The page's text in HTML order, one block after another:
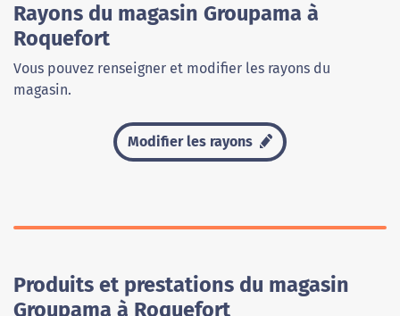
Rayons du magasin Groupama à
Roquefort
Vous pouvez renseigner et modifier les rayons du
magasin.
Modifier les rayons
Produits et prestations du magasin
Groupama à Roquefort